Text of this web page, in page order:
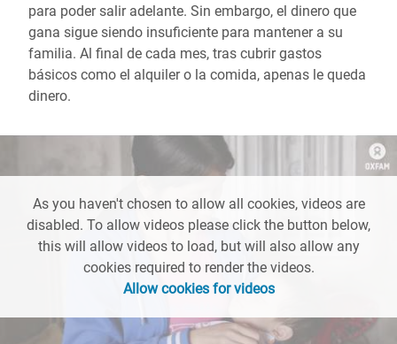
para poder salir adelante. Sin embargo, el dinero que
gana sigue siendo insuficiente para mantener a su
familia. Al final de cada mes, tras cubrir gastos
básicos como el alquiler o la comida, apenas le queda
dinero.
As you haven't chosen to allow all cookies, videos are
disabled. To allow videos please click the button below,
this will allow videos to load, but will also allow any
cookies required to render the videos.
Allow cookies for videos